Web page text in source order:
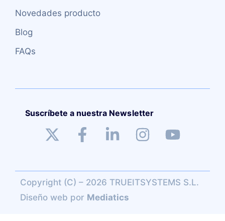
Novedades producto
Blog
FAQs
Suscríbete a nuestra Newsletter
Copyright (C) – 2026 TRUEITSYSTEMS S.L.
Diseño web por Mediatics